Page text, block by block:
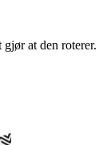
at den roterer.